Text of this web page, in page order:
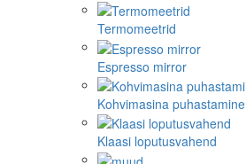
Termomeetrid
Espresso mirror
Kohvimasina puhastamine
Klaasi loputusvahend